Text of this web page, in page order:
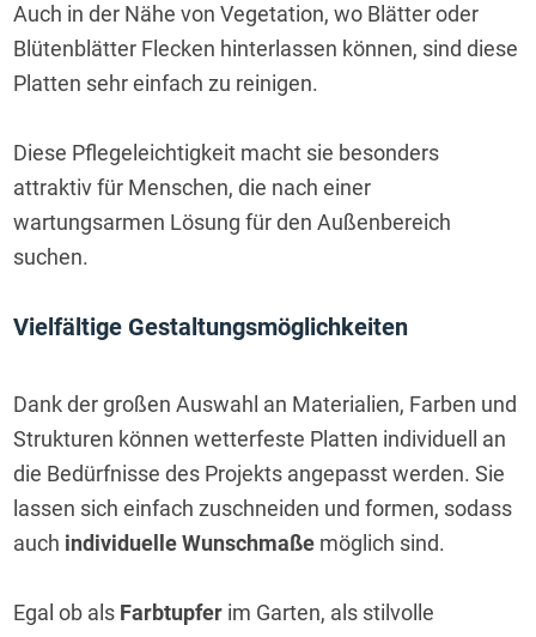
Auch in der Nähe von Vegetation, wo Blätter oder
Blütenblätter Flecken hinterlassen können, sind diese
Platten sehr einfach zu reinigen.
Diese Pflegeleichtigkeit macht sie besonders
attraktiv für Menschen, die nach einer
wartungsarmen Lösung für den Außenbereich
suchen.
Vielfältige Gestaltungsmöglichkeiten
Dank der großen Auswahl an Materialien, Farben und
Strukturen können wetterfeste Platten individuell an
die Bedürfnisse des Projekts angepasst werden. Sie
lassen sich einfach zuschneiden und formen, sodass
auch individuelle Wunschmaße möglich sind.
Egal ob als Farbtupfer